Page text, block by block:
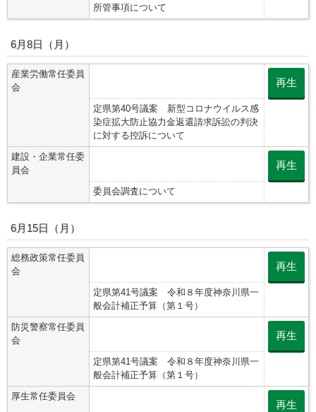
所管事項について
6月8日（月）
産業労働常任委員
会
定県第40号議案 新型コロナウイルス感
染症拡大防止協力金返還請求訴訟の判決
に対する控訴について
再生
建設・企業常任委
員会
委員会調査について
再生
6月15日（月）
総務政策常任委員
会
定県第41号議案 令和８年度神奈川県一
般会計補正予算（第１号）
再生
防災警察常任委員
会
定県第41号議案 令和８年度神奈川県一
般会計補正予算（第１号）
再生
厚生常任委員会
再生